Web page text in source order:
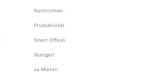
Nachrichten
Produktivität
Smart Offices
Stuttgart
zu Mieten